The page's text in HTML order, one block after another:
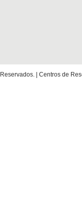
| Centros de